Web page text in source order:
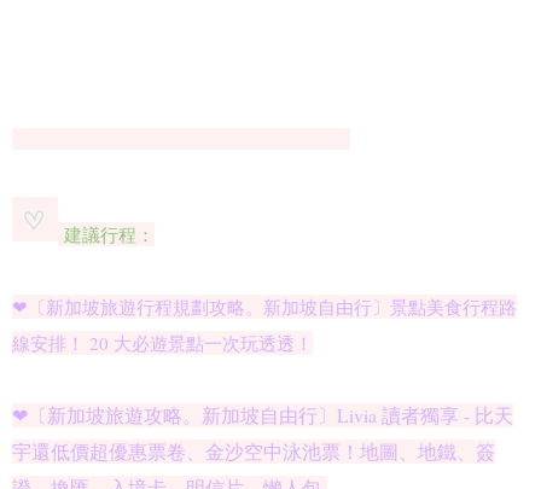
建議行程：
❤〔新加坡旅遊行程規劃攻略。新加坡自由行〕景點美食行程路
線安排！ 20 大必遊景點一次玩透透！
❤〔新加坡旅遊攻略。新加坡自由行〕Livia 讀者獨享 - 比天
宇還低價超優惠票卷、金沙空中泳池票！地圖、地鐵、簽